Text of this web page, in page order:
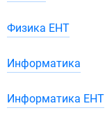
Физика ЕНТ
Информатика
Информатика ЕНТ